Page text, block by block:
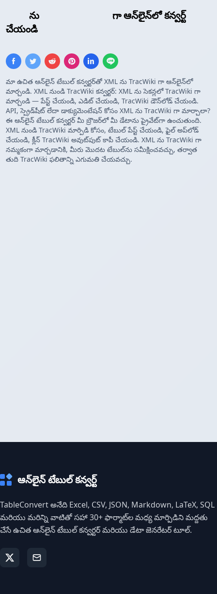
ను
గా ఆన్‌లైన్‌లో కన్వర్ట్
చేయండి
మా ఉచిత ఆన్‌లైన్ టేబుల్ కన్వర్టర్‌తో XML ను TracWiki గా ఆన్‌లైన్‌లో
మార్చండి. XML నుండి TracWiki కన్వర్టర్: XML ను సెకన్లలో TracWiki గా
మార్చండి — పేస్ట్ చేయండి, ఎడిట్ చేయండి, TracWiki డౌన్‌లోడ్ చేయండి.
API, స్ప్రెడ్‌షీట్ లేదా డాక్యుమెంటేషన్ కోసం XML ను TracWiki గా మార్చాలా?
ఈ ఆన్‌లైన్ టేబుల్ కన్వర్టర్ మీ బ్రౌజర్‌లో మీ డేటాను ప్రైవేట్‌గా ఉంచుతుంది.
XML నుండి TracWiki మార్పిడి కోసం, టేబుల్ పేస్ట్ చేయండి, ఫైల్ అప్‌లోడ్
చేయండి, క్లీన్ TracWiki అవుట్‌పుట్ కాపీ చేయండి. XML ను TracWiki గా
నమ్మకంగా మార్చడానికి, మీరు మొదట టేబుల్‌ను సమీక్షించవచ్చు, తర్వాత
తుది TracWiki ఫలితాన్ని ఎగుమతి చేయవచ్చు.
ఆన్‌లైన్ టేబుల్ కన్వర్ట్
TableConvert అనేది Excel, CSV, JSON, Markdown, LaTeX, SQL
మరియు మరిన్ని వాటితో సహా 30+ ఫార్మాట్‌ల మధ్య మార్పిడిని మద్దతు
చేసే ఉచిత ఆన్‌లైన్ టేబుల్ కన్వర్టర్ మరియు డేటా జెనరేటర్ టూల్.